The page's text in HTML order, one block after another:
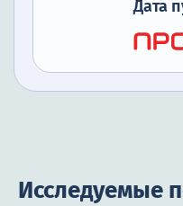
Дата
Исследуемые